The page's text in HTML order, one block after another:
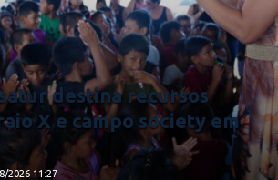
destina recursos
X e campo society em
2026 11:27